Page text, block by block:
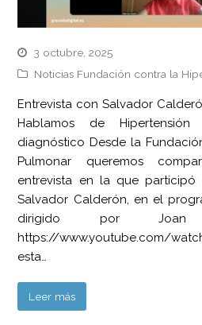
3 octubre, 2025
Noticias Fundación contra la
Entrevista con Salvador
Hablamos de
diagnóstico Desde la
Pulmonar queremos
entrevista en la que participó
Salvador Calderón, en el
dirigido por Joan
https://www.youtube.com/
esta…
Leer más